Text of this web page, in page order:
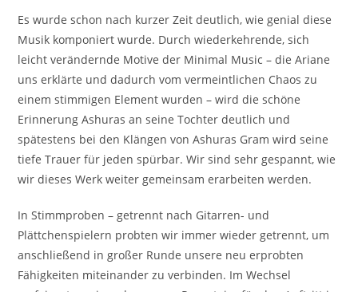
Es wurde schon nach kurzer Zeit deutlich, wie genial diese
Musik komponiert wurde. Durch wiederkehrende, sich
leicht verändernde Motive der Minimal Music – die Ariane
uns erklärte und dadurch vom vermeintlichen Chaos zu
einem stimmigen Element wurden – wird die schöne
Erinnerung Ashuras an seine Tochter deutlich und
spätestens bei den Klängen von Ashuras Gram wird seine
tiefe Trauer für jeden spürbar. Wir sind sehr gespannt, wie
wir dieses Werk weiter gemeinsam erarbeiten werden.
In Stimmproben – getrennt nach Gitarren- und
Plättchenspielern probten wir immer wieder getrennt, um
anschließend in großer Runde unsere neu erprobten
Fähigkeiten miteinander zu verbinden. Im Wechsel